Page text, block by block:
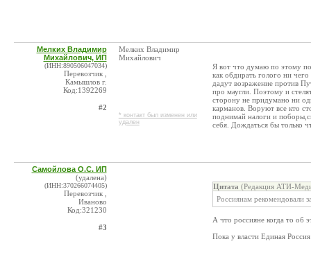
Мелких Владимир
Михайлович, ИП
(ИНН:890506047034)
Перевозчик ,
Камышлов г.
Код:1392269
#2
Мелких Владимир
Михайлович
* контакт был изменен или
удален
Я вот что думаю по этому
как обдирать голого ни
дадут возражение против
про маугли. Поэтому и
сторону не придумано ни
карманов. Воруют все кто
поднимай налоги и
себя. Дождаться бы только
Самойлова О.С. ИП
(удалена)
(ИНН:370266074405)
Перевозчик ,
Иваново
Код:321230
#3
Цитата (Редакция АТИ-
Россиянам рекомендовали
А что россияне когда то об
Пока у власти Единая